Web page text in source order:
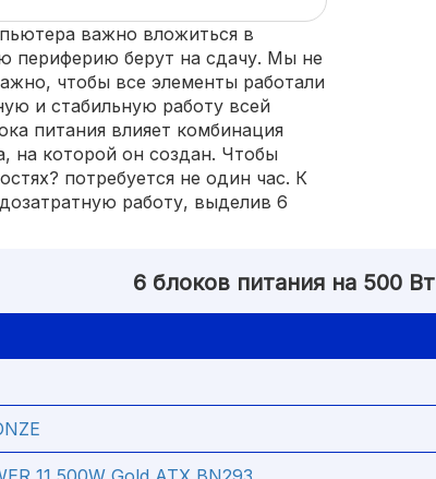
важно вложиться в
периферию берут на сдачу. Мы не
чтобы все элементы работали
и стабильную работу всей
питания влияет комбинация
на которой он создан. Чтобы
потребуется не один час. К
работу, выделив 6
6 блоков питания на 500 Вт